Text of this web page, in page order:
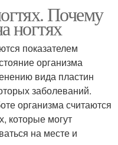
Почему
ногтях
показателем
организма
вида пластин
заболеваний.
организма считаются
которые могут
на месте и